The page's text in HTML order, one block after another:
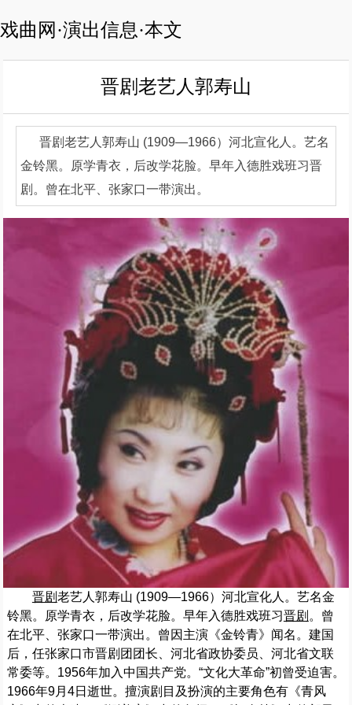
戏曲网·演出信息·本文
晋剧老艺人郭寿山
晋剧老艺人郭寿山 (1909—1966）河北宣化人。艺名
金铃黑。原学青衣，后改学花脸。早年入德胜戏班习晋
剧。曾在北平、张家口一带演出。
晋剧老艺人郭寿山 (1909—1966）河北宣化人。艺名金
铃黑。原学青衣，后改学花脸。早年入德胜戏班习晋剧 。曾
在北平、张家口一带演出。曾因主演《金铃青》闻名。建国
后，任张家口市晋剧团团长、河北省政协委员、河北省文联
常委等。1956年加入中国共产党。“文化大革命”初曾受迫害。
1966年9月4日逝世。擅演剧目及扮演的主要角色有《青风